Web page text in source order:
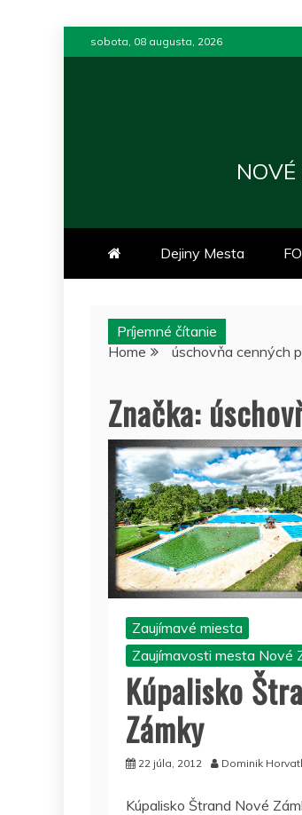
to
sobota, 08 augusta, 2026
Dejiny Mesta
Príjemné čítanie
Home
úschovňa cenných
Značka:
Zaujímavé miesta
Zaujímavosti mesta Nové
Kúpalisko
Zámky
22 júla, 2012 Dominik
Kúpalisko Štrand Nové